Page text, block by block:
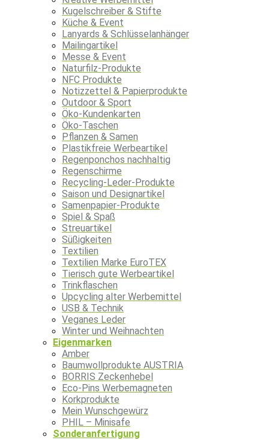
Kugelschreiber & Stifte
Küche & Event
Lanyards & Schlüsselanhänger
Mailingartikel
Messe & Event
Naturfilz-Produkte
NFC Produkte
Notizzettel & Papierprodukte
Outdoor & Sport
Öko-Kundenkarten
Öko-Taschen
Pflanzen & Samen
Plastikfreie Werbeartikel
Regenponchos nachhaltig
Regenschirme
Recycling-Leder-Produkte
Saison und Designartikel
Samenpapier-Produkte
Spiel & Spaß
Streuartikel
Süßigkeiten
Textilien
Textilien Marke EuroTEX
Tierisch gute Werbeartikel
Trinkflaschen
Upcycling alter Werbemittel
USB & Technik
Veganes Leder
Winter und Weihnachten
Eigenmarken
Amber
Baumwollprodukte AUSTRIA
BORRIS Zeckenhebel
Eco-Pins Werbemagneten
Korkprodukte
Mein Wunschgewürz
PHIL – Minisafe
Sonderanfertigung